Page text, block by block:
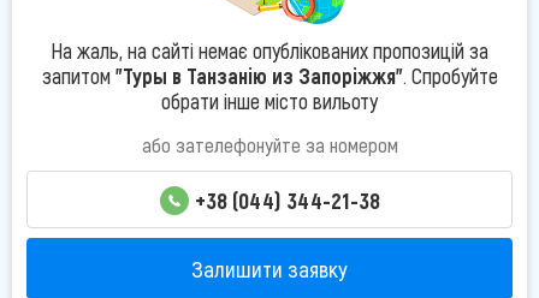
На жаль, на сайті немає опублікованих пропозицій за
запитом "Туры в Танзанію из Запоріжжя". Спробуйте
обрати інше місто вильоту
або зателефонуйте за номером
+38 (044) 344-21-38
Залишити заявку